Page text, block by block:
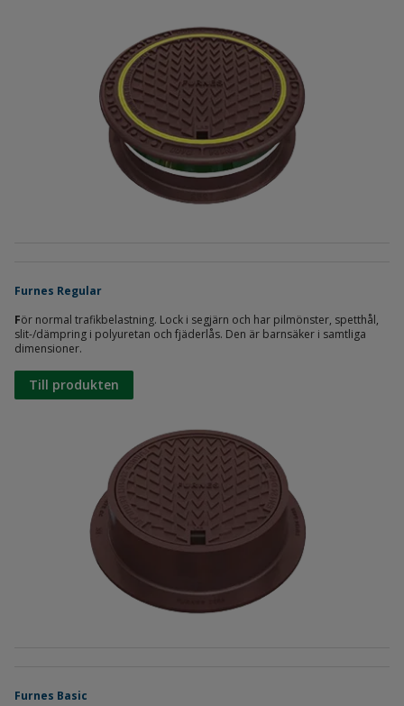
Furnes Regular
För normal trafikbelastning. Lock i segjärn och har pilmönster, spetthål,
slit-/dämpring i polyuretan och fjäderlås. Den är barnsäker i samtliga
dimensioner.
Till produkten
Furnes Basic